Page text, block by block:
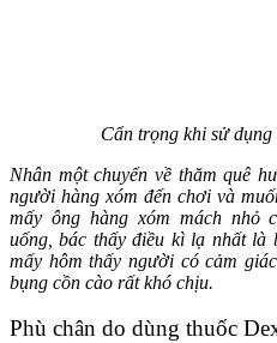
Cẩn trọng khi sử
Nhân một chuyến về thăm quê
người hàng xóm đến chơi và
mấy ông hàng xóm mách nhỏ
uống, bác thấy điều kì lạ nhất là
mấy hôm thấy người có cảm
bụng cồn cào rất khó chịu.
Phù chân do dùng thuốc